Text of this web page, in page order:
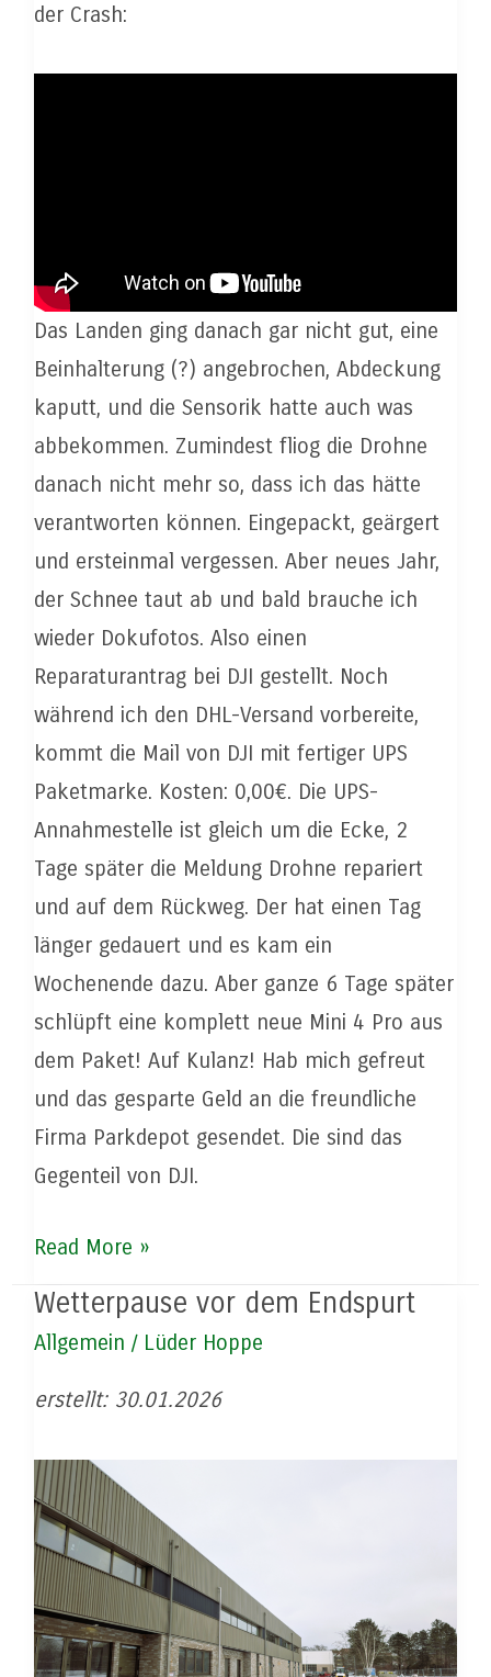
der Crash:
Das Landen ging danach gar nicht gut, eine
Beinhalterung (?) angebrochen, Abdeckung
kaputt, und die Sensorik hatte auch was
abbekommen. Zumindest fliog die Drohne
danach nicht mehr so, dass ich das hätte
verantworten können. Eingepackt, geärgert
und ersteinmal vergessen. Aber neues Jahr,
der Schnee taut ab und bald brauche ich
wieder Dokufotos. Also einen
Reparaturantrag bei DJI gestellt. Noch
während ich den DHL-Versand vorbereite,
kommt die Mail von DJI mit fertiger UPS
Paketmarke. Kosten: 0,00€. Die UPS-
Annahmestelle ist gleich um die Ecke, 2
Tage später die Meldung Drohne repariert
und auf dem Rückweg. Der hat einen Tag
länger gedauert und es kam ein
Wochenende dazu. Aber ganze 6 Tage später
schlüpft eine komplett neue Mini 4 Pro aus
dem Paket! Auf Kulanz! Hab mich gefreut
und das gesparte Geld an die freundliche
Firma Parkdepot gesendet. Die sind das
Gegenteil von DJI.
Dank
nach
oder
das
selbstverständlich?
Read More »
Wetterpause vor dem Endspurt
Allgemein / Lüder Hoppe
erstellt: 30.01.2026